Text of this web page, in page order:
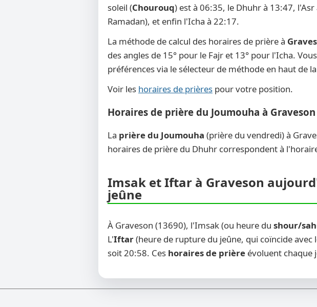
soleil (Chourouq) est à 06:35, le Dhuhr à 13:47,
Ramadan), et enfin l'Icha à 22:17.
La méthode de calcul des horaires de prière à
des angles de 15° pour le Fajr et 13° pour l'Icha.
préférences via le sélecteur de méthode en haut de
Voir les horaires de prières pour votre position.
Horaires de prière du Joumouha à Graveson
La prière du Joumouha (prière du vendredi) à
horaires de prière du Dhuhr correspondent à
Imsak et Iftar à Graveson
jeûne
À Graveson (13690), l'Imsak (ou heure du shour/
L'Iftar(heure de rupture du jeûne, qui coïncide
soit 20:58. Ces horaires de prière évoluent chaque